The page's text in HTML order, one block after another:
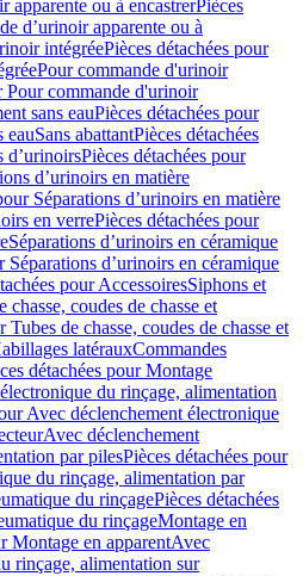
apparente ou à encastrerPièces
d’urinoir apparente ou à
intégréePièces détachées pour
Pour commande d'urinoir
Pour commande d'urinoir
sans eauPièces détachées pour
eauSans abattantPièces détachées
d’urinoirsPièces détachées pour
d’urinoirs en matière
Séparations d’urinoirs en matière
en verrePièces détachées pour
Séparations d’urinoirs en céramique
Séparations d’urinoirs en céramique
pour AccessoiresSiphons et
chasse, coudes de chasse et
Tubes de chasse, coudes de chasse et
latérauxCommandes
détachées pour Montage
du rinçage, alimentation
Avec déclenchement électronique
Avec déclenchement
par pilesPièces détachées pour
du rinçage, alimentation par
du rinçagePièces détachées
du rinçageMontage en
Montage en apparentAvec
rinçage, alimentation sur